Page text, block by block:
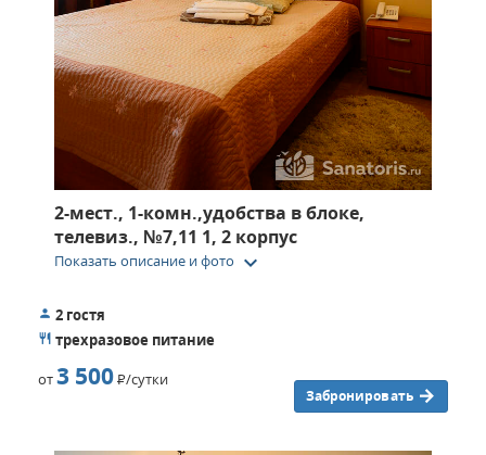
2-мест., 1-комн.,удобства в блоке,
телевиз., №7,11 1, 2 корпус
Показать описание и фото keyboard_arrow_down
2 гостя
трехразовое питание
от3 500Р/сутки
Забронировать